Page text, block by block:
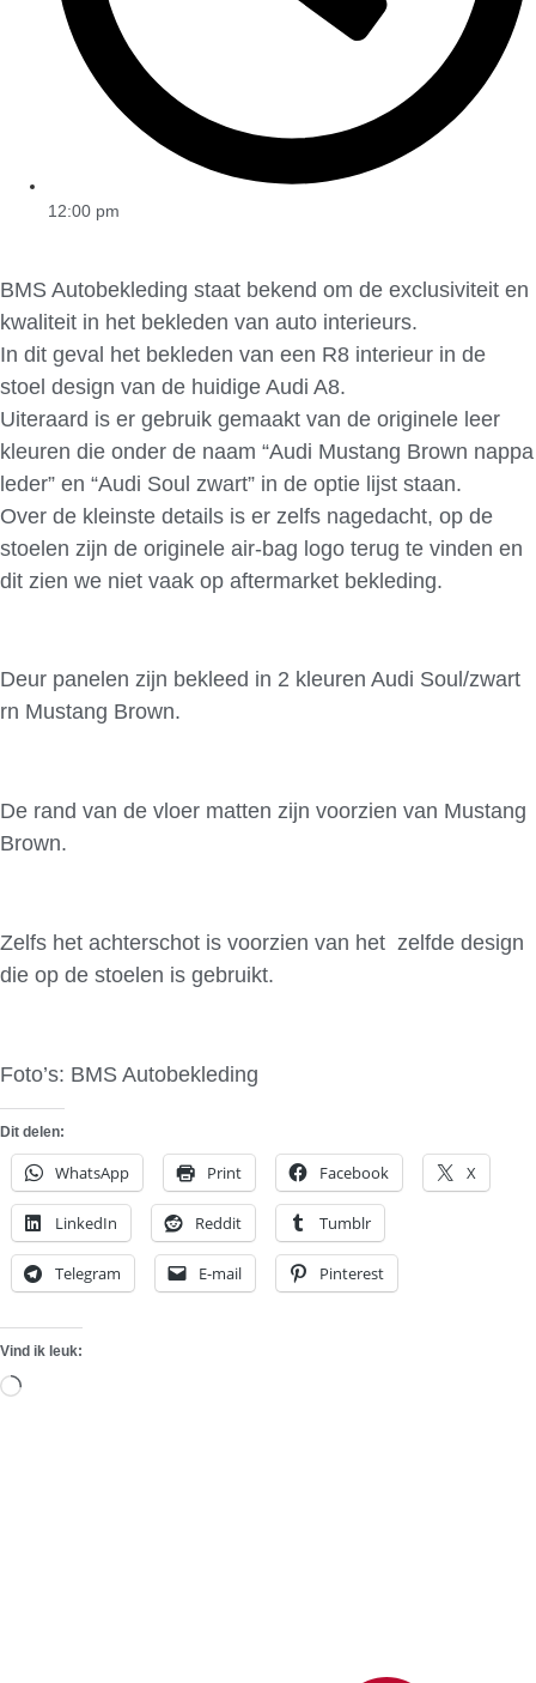
12:00 pm
BMS Autobekleding staat bekend om de exclusiviteit en
kwaliteit in het bekleden van auto interieurs.
In dit geval het bekleden van een R8 interieur in de
stoel design van de huidige Audi A8.
Uiteraard is er gebruik gemaakt van de originele leer
kleuren die onder de naam “Audi Mustang Brown nappa
leder” en “Audi Soul zwart” in de optie lijst staan.
Over de kleinste details is er zelfs nagedacht, op de
stoelen zijn de originele air-bag logo terug te vinden en
dit zien we niet vaak op aftermarket bekleding.
Deur panelen zijn bekleed in 2 kleuren Audi Soul/zwart
rn Mustang Brown.
De rand van de vloer matten zijn voorzien van Mustang
Brown.
Zelfs het achterschot is voorzien van het zelfde design
die op de stoelen is gebruikt.
Foto’s: BMS Autobekleding
Dit delen:
WhatsApp Print Facebook X
LinkedIn Reddit Tumblr
Telegram E-mail Pinterest
Vind ik leuk:
Aan